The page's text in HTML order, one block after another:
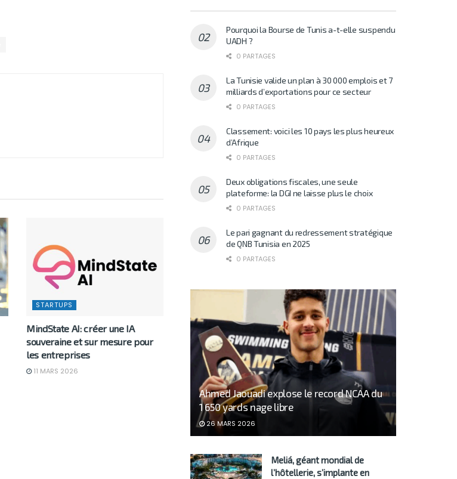
STARTUPS
MindState AI: créer une IA
souveraine et sur mesure pour
les entreprises
11 MARS 2026
Pourquoi la Bourse de Tunis a-t-elle suspendu
UADH ?
0 PARTAGES
La Tunisie valide un plan à 30 000 emplois et 7
milliards d’exportations pour ce secteur
0 PARTAGES
Classement: voici les 10 pays les plus heureux
d’Afrique
0 PARTAGES
Deux obligations fiscales, une seule
plateforme: la DGI ne laisse plus le choix
0 PARTAGES
Le pari gagnant du redressement stratégique
de QNB Tunisia en 2025
0 PARTAGES
Ahmed Jaouadi explose le record NCAA du
1 650 yards nage libre
26 MARS 2026
Meliá, géant mondial de
l’hôtellerie, s’implante en